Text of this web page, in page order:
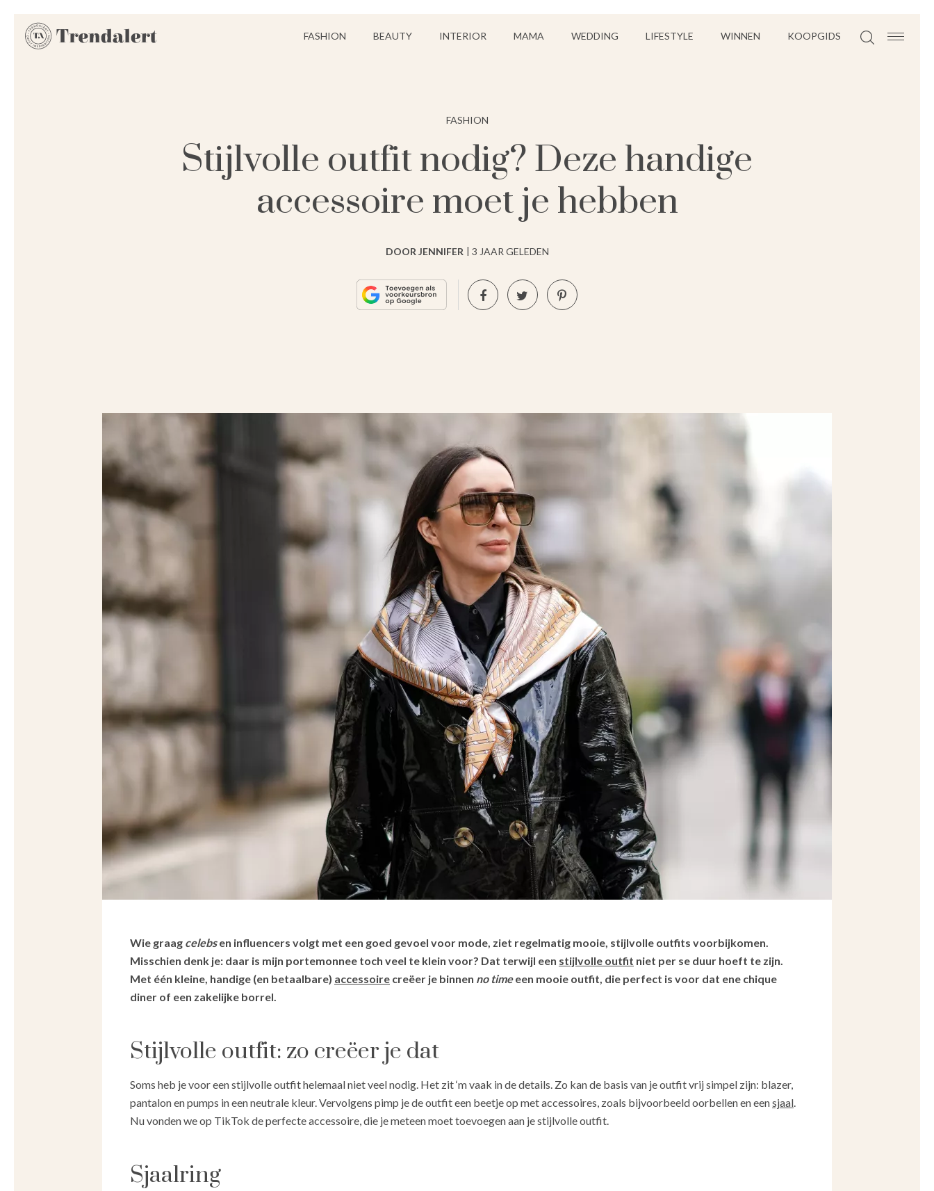
FASHION BEAUTY INTERIOR MAMA WEDDING LIFESTYLE WINNEN KOOPGIDS
FASHION
Stijlvolle outfit nodig? Deze handige
accessoire moet je hebben
DOOR JENNIFER 3 JAAR GELEDEN
Wie graag celebsen influencers volgt met een goed gevoel voor mode, ziet regelmatig mooie, stijlvolle outfits voorbijkomen.
Misschien denk je: daar is mijn portemonnee toch veel te klein voor? Dat terwijl een stijlvolle outfit niet per se duur hoeft te zijn.
Met één kleine, handige (en betaalbare) accessoire creëer je binnen no timeeen mooie outfit, die perfect is voor dat ene chique
diner of een zakelijke borrel.
Stijlvolle outfit: zo creëer je dat
Soms heb je voor een stijlvolle outfit helemaal niet veel nodig. Het zit ‘m vaak in de details. Zo kan de basis van je outfit vrij simpel zijn: blazer,
pantalon en pumps in een neutrale kleur. Vervolgens pimp je de outfit een beetje op met accessoires, zoals bijvoorbeeld oorbellen en eensjaal
Nu vonden we op TikTok de perfecte accessoire, die je meteen moet toevoegen aan je stijlvolle outfit.
Sjaalring